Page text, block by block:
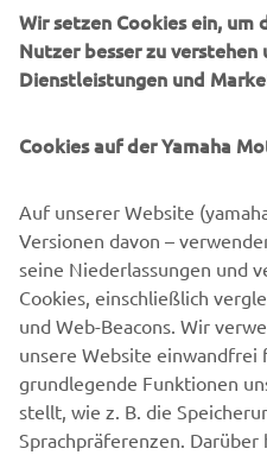
MEHR YAMAHA
SUPPORT
NEWSLETTER
Erfahre als Erster von den
Sonderveranstaltungen,
Wir setzen Cookies ein, um
Nutzer besser zu
Dienstleistungen und
Cookies auf der Yamaha
Auf unserer Website
Versionen davon –
seine Niederlassungen und
Cookies, einschließlich
und Web-Beacons. Wir
unsere Website
grundlegende Funktionen
stellt, wie z. B. die
Sprachpräferenzen.